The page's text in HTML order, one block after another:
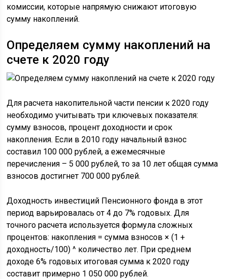
комиссии, которые напрямую снижают итоговую
сумму накоплений.
Определяем сумму накоплений на
счете к 2020 году
Для расчета накопительной части пенсии к 2020 году
необходимо учитывать три ключевых показателя:
сумму взносов, процент доходности и срок
накопления. Если в 2010 году начальный взнос
составил 100 000 рублей, а ежемесячные
перечисления – 5 000 рублей, то за 10 лет общая сумма
взносов достигнет 700 000 рублей.
Доходность инвестиций Пенсионного фонда в этот
период варьировалась от 4 до 7% годовых. Для
точного расчета используется формула сложных
процентов: накопления = сумма взносов × (1 +
доходность/100) ^ количество лет. При среднем
доходе 6% годовых итоговая сумма к 2020 году
составит примерно 1 050 000 рублей.